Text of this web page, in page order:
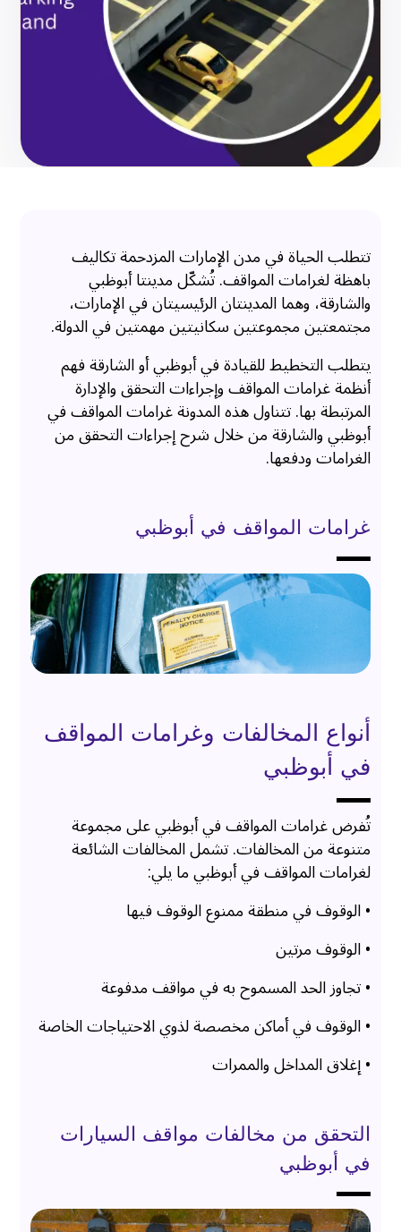
تتطلب الحياة في مدن الإمارات المزدحمة تكاليف
باهظة لغرامات المواقف. تُشكّل مدينتا أبوظبي
والشارقة، وهما المدينتان الرئيسيتان في الإمارات،
مجتمعتين مجموعتين سكانيتين مهمتين في الدولة.
يتطلب التخطيط للقيادة في أبوظبي أو الشارقة فهم
أنظمة غرامات المواقف وإجراءات التحقق والإدارة
المرتبطة بها. تتناول هذه المدونة غرامات المواقف في
أبوظبي والشارقة من خلال شرح إجراءات التحقق من
الغرامات ودفعها.
غرامات المواقف في أبوظبي
أنواع المخالفات وغرامات المواقف
في أبوظبي
تُفرض غرامات المواقف في أبوظبي على مجموعة
متنوعة من المخالفات. تشمل المخالفات الشائعة
لغرامات المواقف في أبوظبي ما يلي:
• الوقوف في منطقة ممنوع الوقوف فيها
• الوقوف مرتين
• تجاوز الحد المسموح به في مواقف مدفوعة
• الوقوف في أماكن مخصصة لذوي الاحتياجات الخاصة
• إغلاق المداخل والممرات
التحقق من مخالفات مواقف السيارات
في أبوظبي